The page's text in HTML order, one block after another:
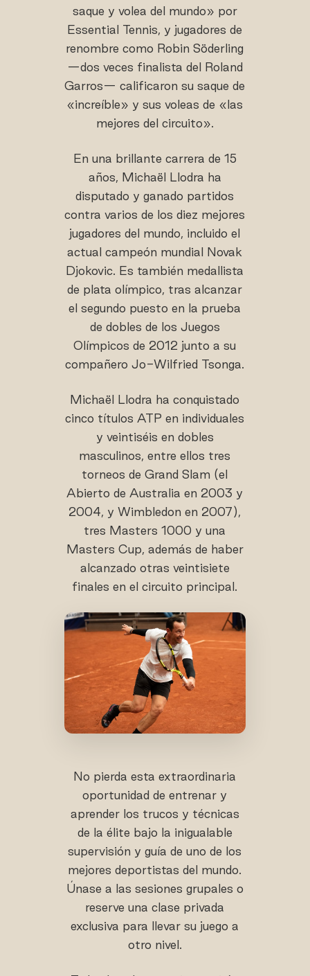
saque y volea del mundo» por
Essential Tennis, y jugadores de
renombre como Robin Söderling
—dos veces finalista del Roland
Garros— calificaron su saque de
«increíble» y sus voleas de «las
mejores del circuito».
En una brillante carrera de 15
años, Michaël Llodra ha
disputado y ganado partidos
contra varios de los diez mejores
jugadores del mundo, incluido el
actual campeón mundial Novak
Djokovic. Es también medallista
de plata olímpico, tras alcanzar
el segundo puesto en la prueba
de dobles de los Juegos
Olímpicos de 2012 junto a su
compañero Jo-Wilfried Tsonga.
Michaël Llodra ha conquistado
cinco títulos ATP en individuales
y veintiséis en dobles
masculinos, entre ellos tres
torneos de Grand Slam (el
Abierto de Australia en 2003 y
2004, y Wimbledon en 2007),
tres Masters 1000 y una
Masters Cup, además de haber
alcanzado otras veintisiete
finales en el circuito principal.
No pierda esta extraordinaria
oportunidad de entrenar y
aprender los trucos y técnicas
de la élite bajo la inigualable
supervisión y guía de uno de los
mejores deportistas del mundo.
Únase a las sesiones grupales o
reserve una clase privada
exclusiva para llevar su juego a
otro nivel.